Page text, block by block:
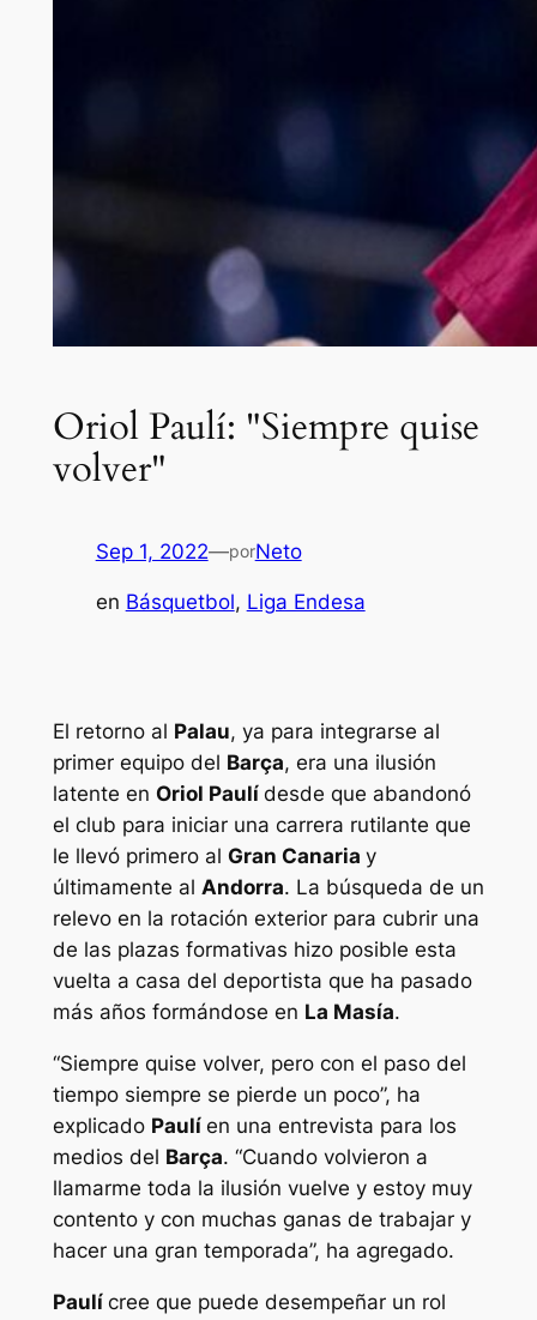
Oriol Paulí: "Siempre quise
volver"
Sep 1, 2022—porNeto
en Básquetbol, Liga Endesa
El retorno al Palau, ya para integrarse al
primer equipo del Barça, era una ilusión
latente en Oriol Paulí desde que abandonó
el club para iniciar una carrera rutilante que
le llevó primero al Gran Canaria y
últimamente al Andorra. La búsqueda de un
relevo en la rotación exterior para cubrir una
de las plazas formativas hizo posible esta
vuelta a casa del deportista que ha pasado
más años formándose en La Masía.
“Siempre quise volver, pero con el paso del
tiempo siempre se pierde un poco”, ha
explicado Paulí en una entrevista para los
medios del Barça. “Cuando volvieron a
llamarme toda la ilusión vuelve y estoy muy
contento y con muchas ganas de trabajar y
hacer una gran temporada”, ha agregado.
Paulí cree que puede desempeñar un rol